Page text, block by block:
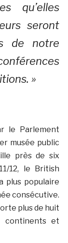
qu’elles
seront
de notre
»
le Parlement
musée public
près de six
12, le British
plus populaire
consécutive.
plus de huit
continents et